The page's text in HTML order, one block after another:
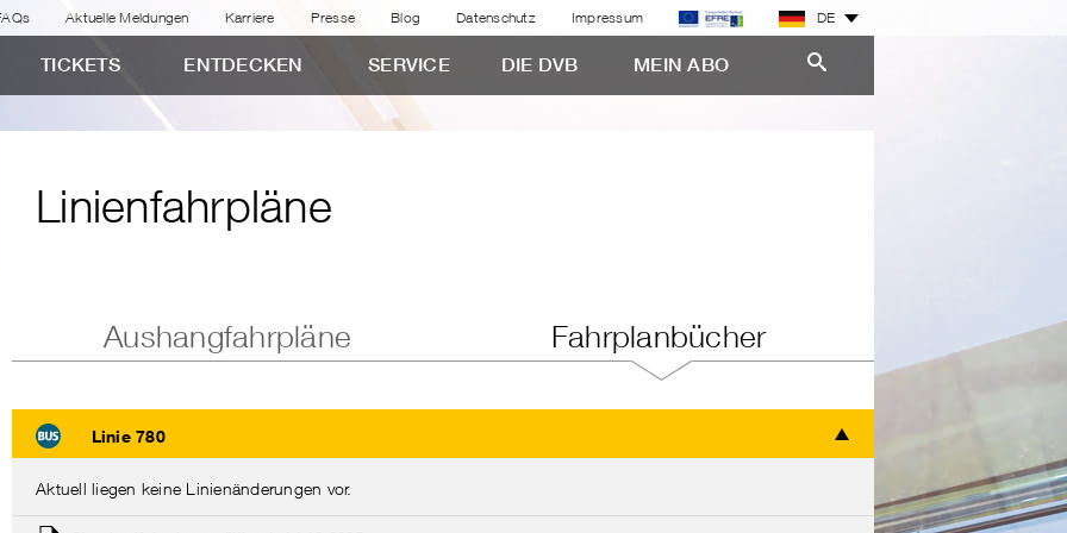
Aktuelle Meldungen Karriere Presse Blog Datenschutz Impressum DE
TICKETS ENTDECKEN SERVICE DIE DVB MEIN ABO
Linienfahrpläne
Aushangfahrpläne Fahrplanbücher
Linie 780
Aktuell liegen keine Linienänderungen vor.